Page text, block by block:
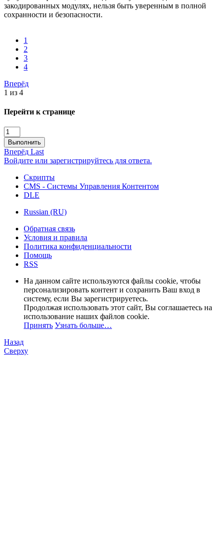
закодированных модулях, нельзя быть уверенным в полной
сохранности и безопасности.
1
2
3
4
Вперёд
1 из 4
Перейти к странице
Выполнить
Вперёд Last
Войдите или зарегистрируйтесь для ответа.
Скрипты
CMS - Системы Управления Контентом
DLE
Russian (RU)
Обратная связь
Условия и правила
Политика конфиденциальности
Помощь
RSS
На данном сайте используются файлы cookie, чтобы
персонализировать контент и сохранить Ваш вход в
систему, если Вы зарегистрируетесь.
Продолжая использовать этот сайт, Вы соглашаетесь на
использование наших файлов cookie.
Принять Узнать больше…
Назад
Сверху